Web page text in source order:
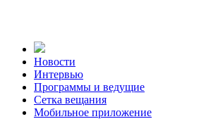
Новости
Интервью
Программы и ведущие
Сетка вещания
Мобильное приложение